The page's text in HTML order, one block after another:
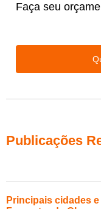
Faça seu
Publicações
Principais cidades